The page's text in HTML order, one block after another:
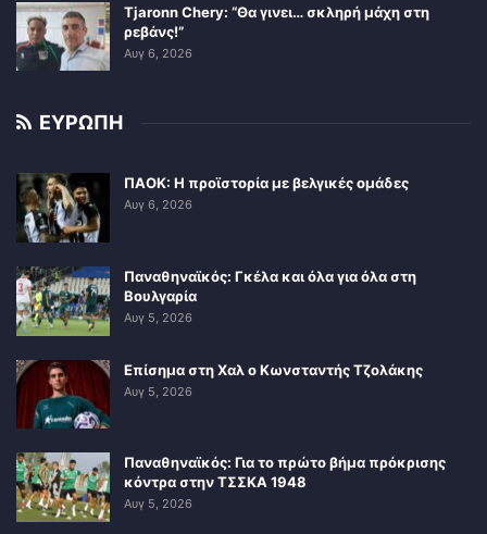
Tjaronn Chery: “Θα γινει… σκληρή μάχη στη
ρεβάνς!”
Αυγ 6, 2026
ΕΥΡΩΠΗ
ΠΑΟΚ: Η προϊστορία με βελγικές ομάδες
Αυγ 6, 2026
Παναθηναϊκός: Γκέλα και όλα για όλα στη
Βουλγαρία
Αυγ 5, 2026
Επίσημα στη Χαλ ο Κωνσταντής Τζολάκης
Αυγ 5, 2026
Παναθηναϊκός: Για το πρώτο βήμα πρόκρισης
κόντρα στην ΤΣΣΚΑ 1948
Αυγ 5, 2026